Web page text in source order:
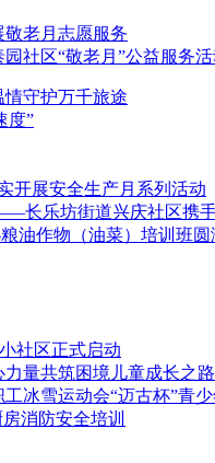
老月志愿服务
社区“敬老月”公益服务
守护万千旅途
度”
开展安全生产月系列活动
长乐坊街道兴庆社区携
油作物（油菜）培训班圆
社区正式启动
量共筑困境儿童成长之路
冰雪运动会“迈古杯”青
消防安全培训